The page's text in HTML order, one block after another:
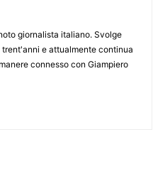
giornalista italiano. Svolge
e attualmente continua
connesso con Giampiero